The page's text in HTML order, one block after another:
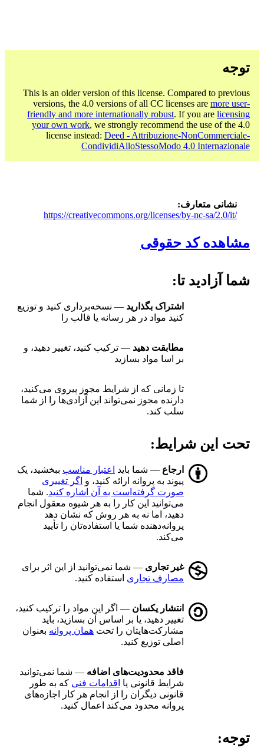
توجه
This is an older version of this license. Compared to previous
versions, the 4.0 versions of all CC licenses are more user-
friendly and more internationally robust. If you are licensing
your own work, we strongly recommend the use of the 4.0
license instead: Deed - Attribuzione-NonCommerciale-
CondividiAlloStessoModo 4.0 Internazionale
نشانی متعارف
https://creativecommons.org/licenses/by-nc-sa/2.0/it/
مشاهده کد حقوقی
شما آزادید تا:
اشتراک بگذارید — نسخه‌برداری کنید و توزیع
کنید مواد در هر رسانه یا قالب را
مطابقت دهید — ترکیب کنید، تغییر دهید، و
بر اسا مواد بسازید
تا زمانی که از شرایط مجوز پیروی می‌کنید،
دارنده مجوز نمی‌تواند این آزادی‌ها را از شما
سلب کند.
تحت این شرایط:
ارجاع — شما باید اعتبار مناسب ببخشید، یک
پیوند به پروانه ارائه کنید، و اگر تغییری
صورت گرفته‌است به آن اشاره کنید. شما
می‌توانید این کار را به هر شیوه معقول انجام
دهید، اما نه به هر روش که نشان دهد
پروانه‌دهنده شما یا استفاده‌تان را تأیید
می‌کند.
غیر تجاری — شما نمی‌توانید از این اثر برای
مصارف تجاری استفاده کنید.
انتشار یکسان — اگر این مواد را ترکیب کنید،
تغییر دهید، یا بر اساس آن بسازید، باید
مشارکت‌هایتان را تحت همان پروانه بعنوان
اصلی توزیع کنید.
فاقد محدودیت‌های اضافه — شما نمی‌توانید
شرایط قانونی یا اقدامات فنی که به طور
قانونی دیگران را از انجام هر کار اجازه‌های
پروانه محدود می‌کند اعمال کنید.
توجه: